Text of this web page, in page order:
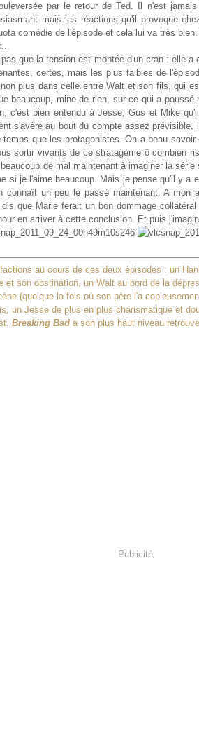
par le retour de Ted. Il n'est
mais les réactions qu'il provoque
comédie de l'épisode et cela lui va très
que la tension est montée d'un cran : elle
certes, mais les plus faibles de
plus dans celle entre Walt et son fils, qui
beaucoup, mine de rien, sur ce qui a
c'est bien entendu à Jesse, Gus et Mike
s'avère au bout du compte assez
que les protagonistes. On a beau
sortir vivants de ce stratagème ô combien
de mal maintenant à imaginer la
si je l'aime beaucoup. Mais je pense qu'il y a
connaît un peu le passé maintenant. A mon
que Marie ferait un bon dommage
en arriver à cette conclusion. Et puis
au cours de ces deux épisodes : un
et son obstination, un Walt au bord de la
(quoique la fois où son père l'a
un Jesse de plus en plus charismatique et
Breaking Bad a son plus haut niveau
Publicité